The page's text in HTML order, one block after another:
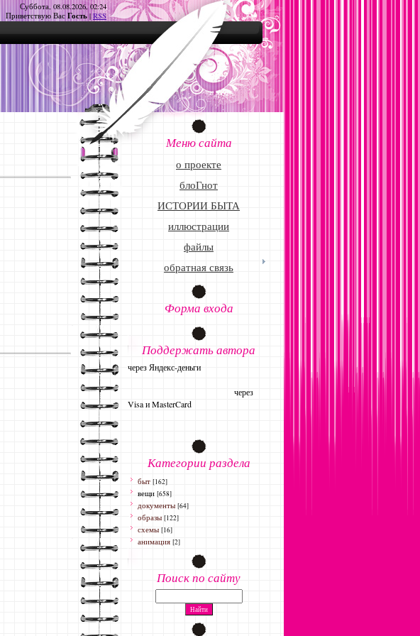
Суббота, 08.08.2026, 02:24
Приветствую Вас Гость | RSS
Меню сайта
о проекте
блоГнот
ИСТОРИИ БЫТА
иллюстрации
файлы
обратная связь
Форма входа
Поддержать автора
через Яндекс-деньги
через
Visa и MasterCard
Категории раздела
быт [162]
вещи [658]
документы [64]
образы [122]
схемы [16]
анимация [2]
Поиск по сайту